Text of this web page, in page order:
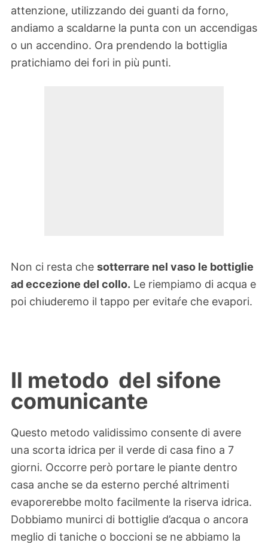
attenzione, utilizzando dei guanti da forno,
andiamo a scaldarne la punta con un accendigas
o un accendino. Ora prendendo la bottiglia
pratichiamo dei fori in più punti.
Non ci resta che sotterrare nel vaso le bottiglie
ad eccezione del collo. Le riempiamo di acqua e
poi chiuderemo il tappo per evitaŕe che evapori.
Il metodo del sifone
comunicante
Questo metodo validissimo consente di avere
una scorta idrica per il verde di casa fino a 7
giorni. Occorre però portare le piante dentro
casa anche se da esterno perché altrimenti
evaporerebbe molto facilmente la riserva idrica.
Dobbiamo munirci di bottiglie d’acqua o ancora
meglio di taniche o boccioni se ne abbiamo la